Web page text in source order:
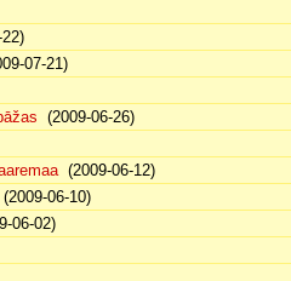
07-21)
(2009-06-26)
(2009-06-12)
(2009-06-10)
06-02)